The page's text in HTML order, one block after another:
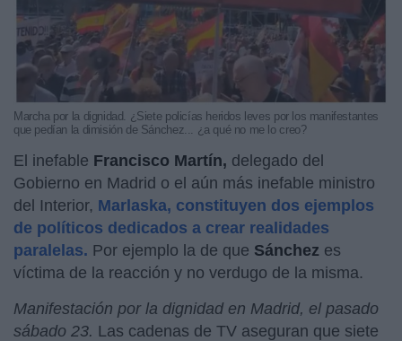
Marcha por la dignidad. ¿Siete policías heridos leves por los manifestantes
que pedían la dimisión de Sánchez... ¿a qué no me lo creo?
El inefable Francisco Martín, delegado del
Gobierno en Madrid o el aún más inefable ministro
del Interior, Marlaska, constituyen dos ejemplos
de políticos dedicados a crear realidades
paralelas. Por ejemplo la de que Sánchez es
víctima de la reacción y no verdugo de la misma.
Manifestación por la dignidad en Madrid, el pasado
sábado 23. Las cadenas de TV aseguran que siete